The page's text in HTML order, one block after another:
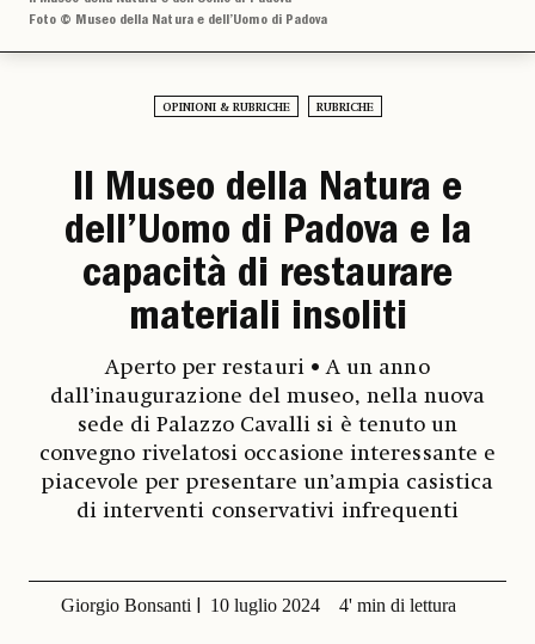
Foto © Museo della Natura e dell’Uomo di Padova
OPINIONI & RUBRICHE RUBRICHE
Il Museo della Natura e
dell’Uomo di Padova e la
capacità di restaurare
materiali insoliti
Aperto per restauri • A un anno
dall’inaugurazione del museo, nella nuova
sede di Palazzo Cavalli si è tenuto un
convegno rivelatosi occasione interessante e
piacevole per presentare un’ampia casistica
di interventi conservativi infrequenti
Giorgio Bonsanti 10 luglio 2024 4' min di lettura